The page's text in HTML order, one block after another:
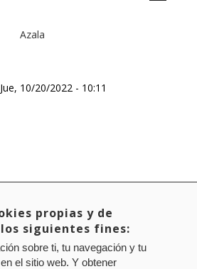
Azala
Jue, 10/20/2022 - 10:11
es/expedientes/10-
propias y de
siguientes fines:
sobre ti, tu navegación y tu
el sitio web. Y obtener